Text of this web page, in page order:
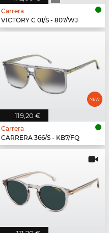
Carrera
VICTORY C 01/S - 807/WJ
119,20 €
Carrera
CARRERA 366/S - KB7/FQ